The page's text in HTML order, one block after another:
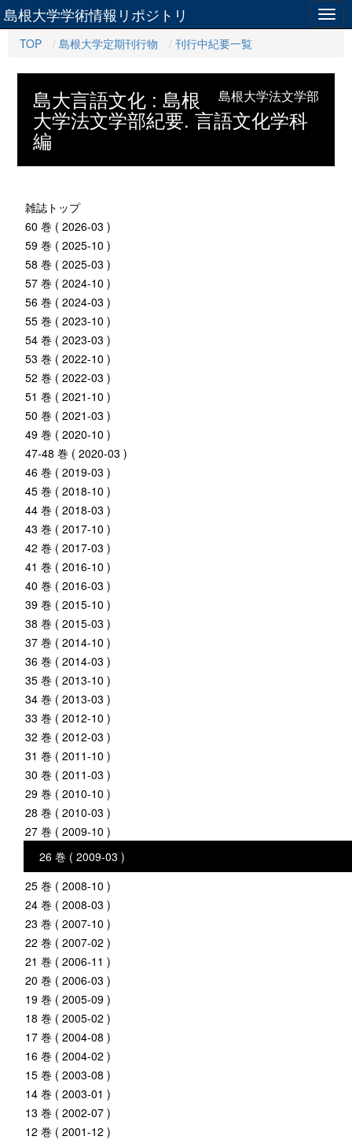
島根大学学術情報リポジトリ
TOP 島根大学定期刊行物 刊行中紀要一覧
島根大学法文学部
島大言語文化 : 島根
大学法文学部紀要. 言語文化学科
編
雑誌トップ
60 巻 ( 2026-03 )
59 巻 ( 2025-10 )
58 巻 ( 2025-03 )
57 巻 ( 2024-10 )
56 巻 ( 2024-03 )
55 巻 ( 2023-10 )
54 巻 ( 2023-03 )
53 巻 ( 2022-10 )
52 巻 ( 2022-03 )
51 巻 ( 2021-10 )
50 巻 ( 2021-03 )
49 巻 ( 2020-10 )
47-48 巻 ( 2020-03 )
46 巻 ( 2019-03 )
45 巻 ( 2018-10 )
44 巻 ( 2018-03 )
43 巻 ( 2017-10 )
42 巻 ( 2017-03 )
41 巻 ( 2016-10 )
40 巻 ( 2016-03 )
39 巻 ( 2015-10 )
38 巻 ( 2015-03 )
37 巻 ( 2014-10 )
36 巻 ( 2014-03 )
35 巻 ( 2013-10 )
34 巻 ( 2013-03 )
33 巻 ( 2012-10 )
32 巻 ( 2012-03 )
31 巻 ( 2011-10 )
30 巻 ( 2011-03 )
29 巻 ( 2010-10 )
28 巻 ( 2010-03 )
27 巻 ( 2009-10 )
26 巻 ( 2009-03 )
25 巻 ( 2008-10 )
24 巻 ( 2008-03 )
23 巻 ( 2007-10 )
22 巻 ( 2007-02 )
21 巻 ( 2006-11 )
20 巻 ( 2006-03 )
19 巻 ( 2005-09 )
18 巻 ( 2005-02 )
17 巻 ( 2004-08 )
16 巻 ( 2004-02 )
15 巻 ( 2003-08 )
14 巻 ( 2003-01 )
13 巻 ( 2002-07 )
12 巻 ( 2001-12 )